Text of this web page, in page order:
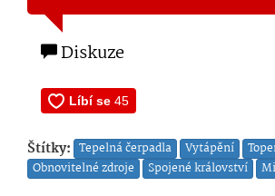
Diskuze
Štítky: Tepelná čerpadla Vytápění
Obnovitelné zdroje
Spojené království